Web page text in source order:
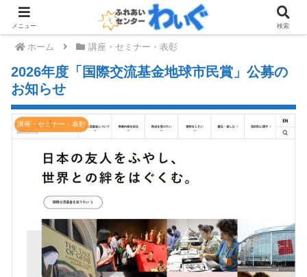
ホーム 講座・セミナー・表彰
2026年度「国際交流基金地球市民賞」公募の
お知らせ
講座・セミナー・表彰
メニュー 検索